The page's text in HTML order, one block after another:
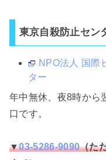
東京自殺防止セン
NPO法人 国際
ター
年中無休、夜8時から
口です。
▼03-5286-9090（た